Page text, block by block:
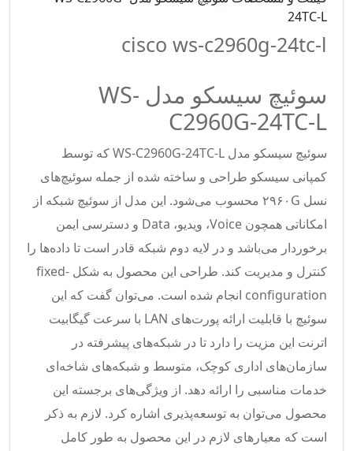
24TC-L
cisco ws-c2960g-24tc-l
سوئیچ سیسکو مدل WS-
C2960G-24TC-L
سوئیچ سیسکو مدل WS-C2960G-24TC-L که توسط
کمپانی سیسکو طراحی و ساخته شده از جمله سوئیچ‌های
نسل ۲۹۶۰G محسوب می‌شود. این مدل از سوئیچ شبکه از
امکاناتی همچون Voice، ویدیو، Data و دسترسی ایمن
برخوردار می‌باشد و در لایه دوم شبکه قادر است تا داده‌ها را
کنترل و مدیریت کند. طراحی این محصول به شکل fixed-
configuration انجام شده است. می‌توان گفت که این
سوئیچ با قابلیت ارائه پورت‌های LAN با سرعت گیگابیت
اترنت این مزیت را دارد تا در شبکه‌های پیشرفته در
سازمان‌های اداری کوچک، متوسط و شبکه‌های شاخه‌ای
خدمات مناسبی را ارائه دهد. از ویژگی‌های برجسته این
محصول می‌توان به توسعه‌پذیری اشاره کرد. لازم به ذکر
است که معیار‌های لازم در این محصول به طور کامل